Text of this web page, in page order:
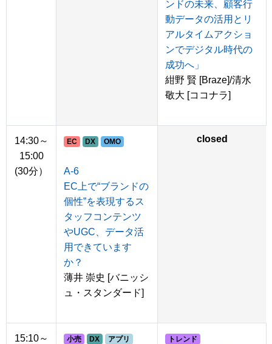
ンドの未来、顧客行
動データの活用とリ
アルタイムアクショ
ンでデジタル時代の
成功へ」
紺野 賢 [Braze]/清水
敬大 [ココナラ]
14:30～
15:00
(30分）
EC DX OMO
A-6
EC上で“ブランドの
個性”を表現するス
タッフコンテンツ
やUGC、データ活
用できています
か？
薄井 崇史 [バニッシ
ュ・スタンダード]
closed
15:10～
小売 DX アプリ
トレンド